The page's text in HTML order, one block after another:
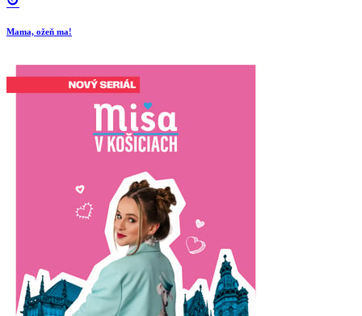
Mama, ožeň ma!